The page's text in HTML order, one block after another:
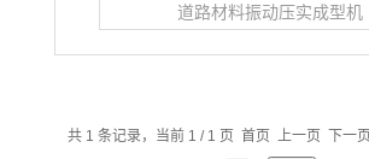
道路材料振动压实成型机
共 1 条记录，当前 1 / 1 页 首页 上一页 下一